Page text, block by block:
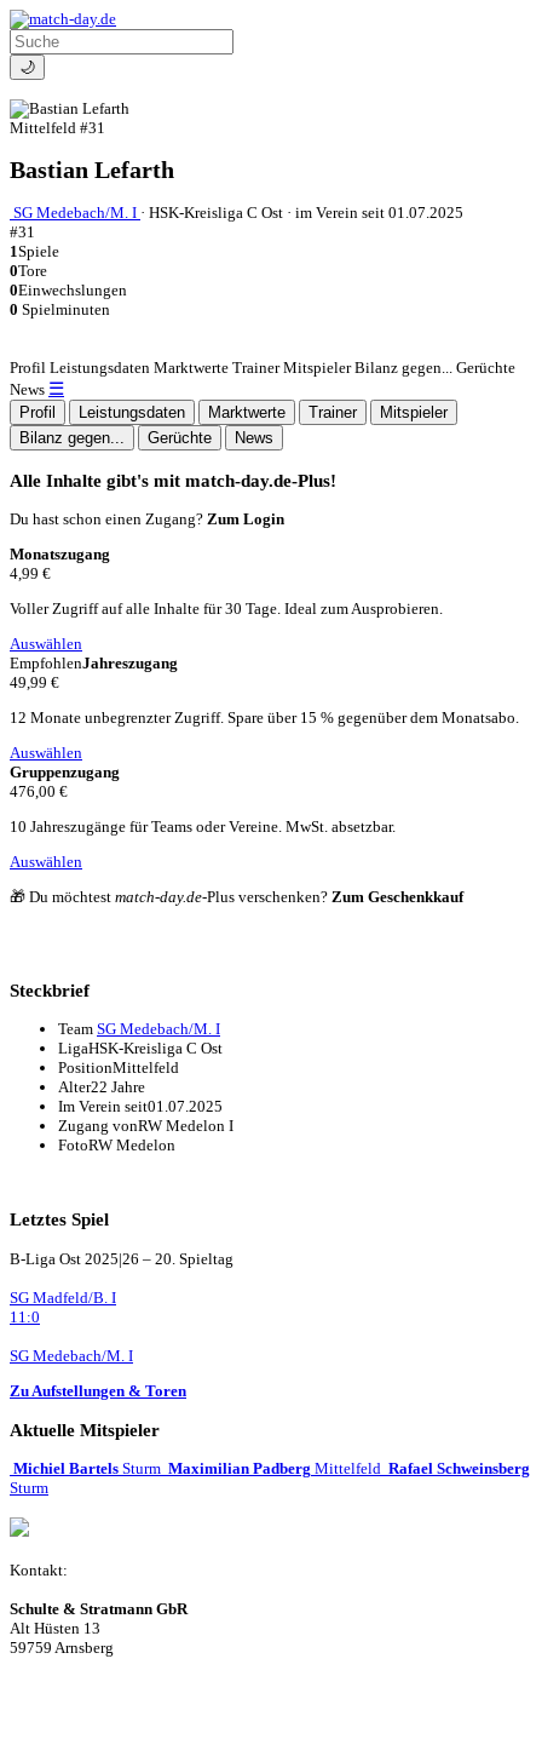
🌙
Mittelfeld #31
Bastian Lefarth
SG Medebach/M. I · HSK-Kreisliga C Ost · im Verein seit 01.07.2025
#31
1Spiele
0Tore
0Einwechslungen
0 Spielminuten
Profil Leistungsdaten Marktwerte Trainer Mitspieler Bilanz gegen... Gerüchte
News ☰
Profil Leistungsdaten Marktwerte Trainer
Mitspieler
Bilanz gegen...
Gerüchte News
Alle Inhalte gibt's mit match-day.de-Plus!
Du hast schon einen Zugang? Zum Login
Monatszugang
4,99 €
Voller Zugriff auf alle Inhalte für 30 Tage. Ideal zum Ausprobieren.
Auswählen
EmpfohlenJahreszugang
49,99 €
12 Monate unbegrenzter Zugriff. Spare über 15 % gegenüber dem Monatsabo.
Auswählen
Gruppenzugang
476,00 €
10 Jahreszugänge für Teams oder Vereine. MwSt. absetzbar.
Auswählen
🎁 Du möchtest match-day.de-Plus verschenken? Zum Geschenkkauf
Steckbrief
Team SG Medebach/M. I
LigaHSK-Kreisliga C Ost
PositionMittelfeld
Alter22 Jahre
Im Verein seit01.07.2025
Zugang vonRW Medelon I
FotoRW Medelon
Letztes Spiel
B-Liga Ost 2025|26 – 20. Spieltag
SG Madfeld/B. I
11:0
SG Medebach/M. I
Zu Aufstellungen & Toren
Aktuelle Mitspieler
Michiel Bartels Sturm Maximilian Padberg Mittelfeld Rafael Schweinsberg
Sturm
Kontakt:
Schulte & Stratmann GbR
Alt Hüsten 13
59759 Arnsberg